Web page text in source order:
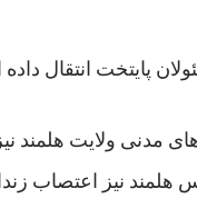
پایتخت انتقال